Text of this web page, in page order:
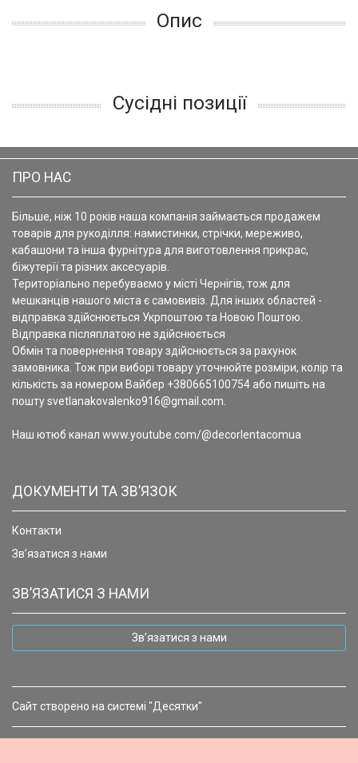
Опис
Сусідні позиції
ПРО НАС
Більше, ніж 10 років наша компанія займається продажем
товарів для рукоділля: намистинки, стрічки, мереживо,
кабашони та інша фурнітура для виготовлення прикрас,
біжутерії та різних аксесуарів.
Територіально перебуваємо у місті Чернігів, тож для
мешканців нашого міста є самовивіз. Для інших областей -
відправка здійснюється Укрпоштою та Новою Поштою.
Відправка післяплатою не здійснюється
Обмін та повернення товару здійснюється за рахунок
замовника. Тож при виборі товару уточнюйте розміри, колір та
кількість за номером Вайбер +380665100754 або пишіть на
пошту svetlanakovalenko916@gmail.com.
Наш ютюб канал www.youtube.com/@decorlentacomua
ДОКУМЕНТИ ТА ЗВ’ЯЗОК
Контакти
Зв’язатися з нами
ЗВ’ЯЗАТИСЯ З НАМИ
Зв’язатися з нами
Сайт створено на системі "Десятки"